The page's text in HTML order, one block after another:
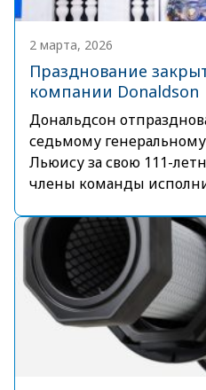
2 марта, 2026
Празднование
компании Donaldson
Дональдсон
седьмому
Льюису за свою 111-
члены команды
фондовой бирже 2 марта